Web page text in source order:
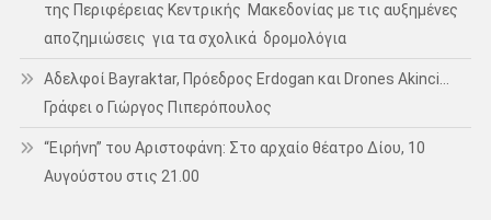
της Περιφέρειας Κεντρικής Μακεδονίας με τις αυξημένες
αποζημιώσεις για τα σχολικά δρομολόγια
Αδελφοί Bayraktar, Πρόεδρος Erdogan και Drones Akinci…
Γράφει ο Γιώργος Πιπερόπουλος
“Ειρήνη” του Αριστοφάνη: Στο αρχαίο θέατρο Δίου, 10
Αυγούστου στις 21.00